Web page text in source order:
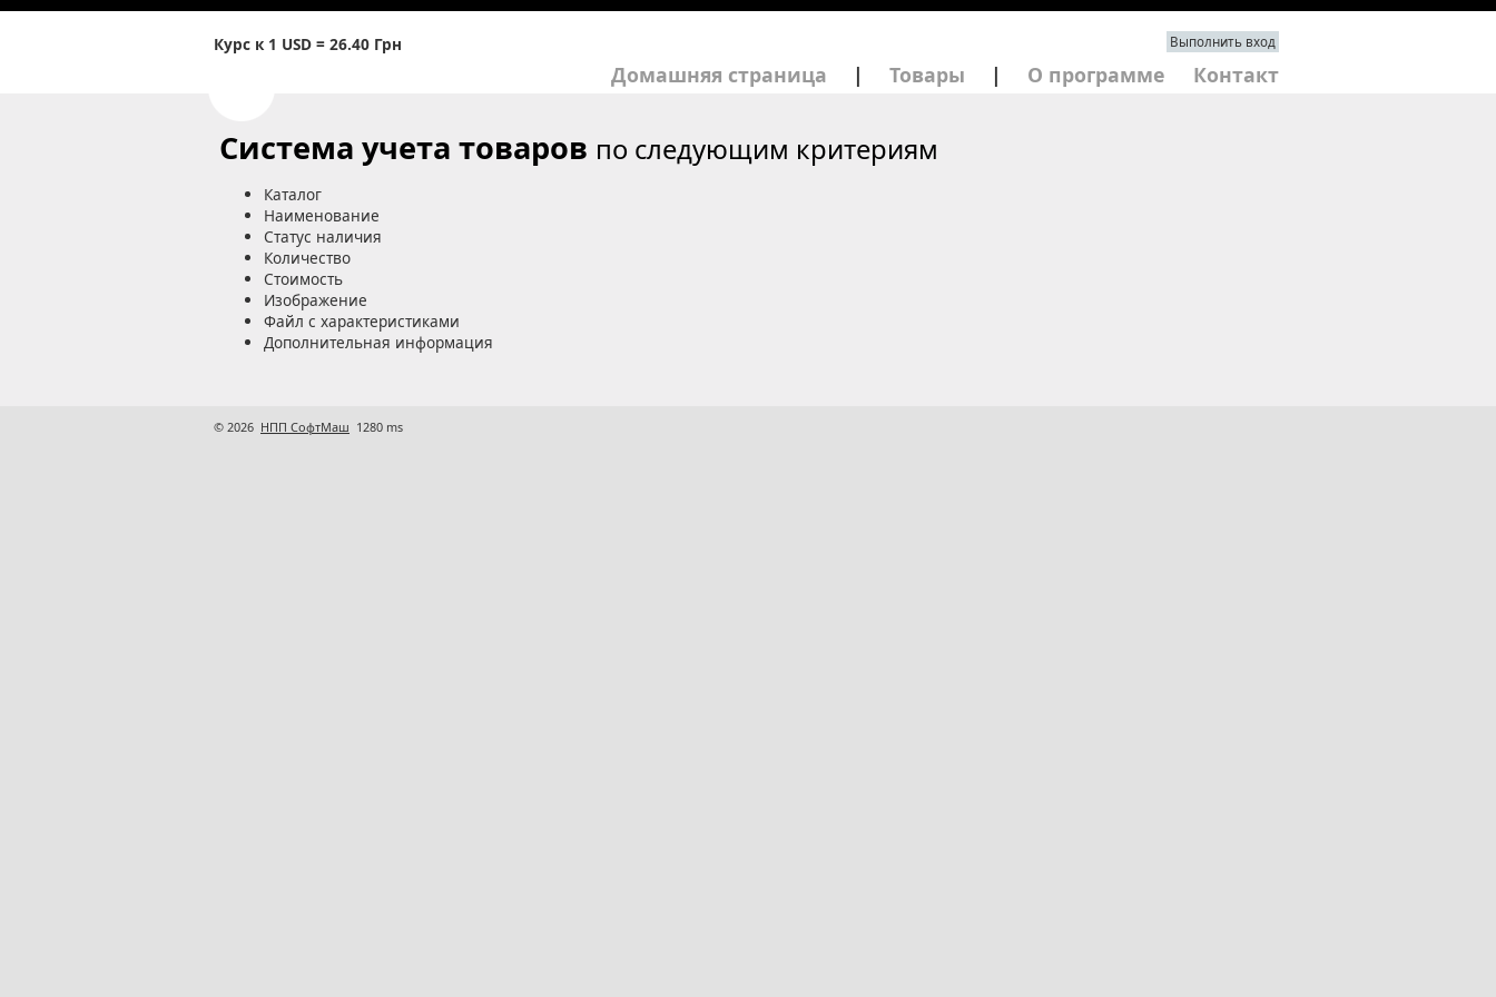
Курс к 1 USD = 26.40 Грн Выполнить вход
Домашняя страница | Товары | О программе Контакт
Система учета товаров по следующим критериям
Каталог
Наименование
Статус наличия
Количество
Стоимость
Изображение
Файл с характеристиками
Дополнительная информация
© 2026 НПП СофтМаш 1280 ms